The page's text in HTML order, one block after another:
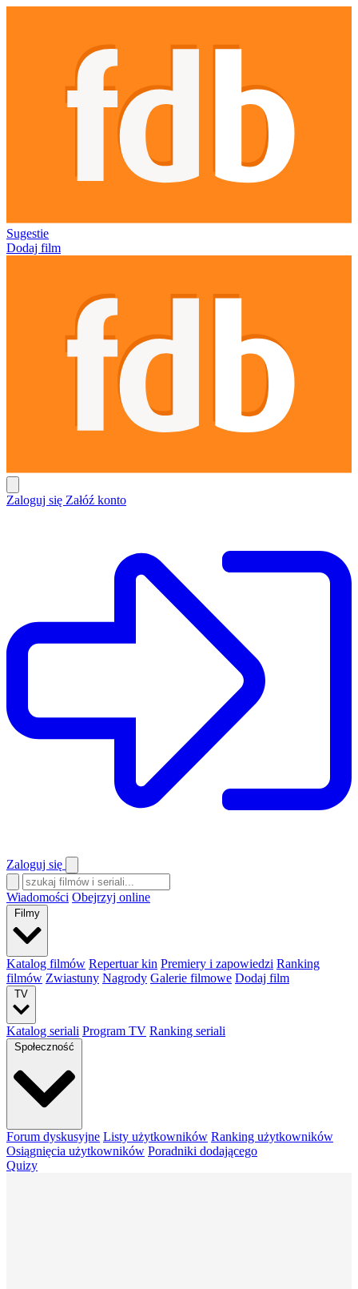
Sugestie
Dodaj film
Zaloguj się Załóź konto
Zaloguj się
Wiadomości Obejrzyj online
Filmy
Katalog filmów Repertuar kin Premiery i zapowiedzi Ranking
filmów Zwiastuny Nagrody Galerie filmowe Dodaj film
TV
Katalog seriali Program TV Ranking seriali
Społeczność
Forum dyskusyjne Listy użytkowników Ranking użytkowników
Osiągnięcia użytkowników Poradniki dodającego
Quizy